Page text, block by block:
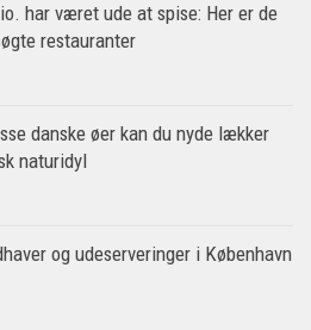
har været ude at spise: Her er de
restauranter
danske øer kan du nyde lækker
naturidyl
og udeserveringer i København